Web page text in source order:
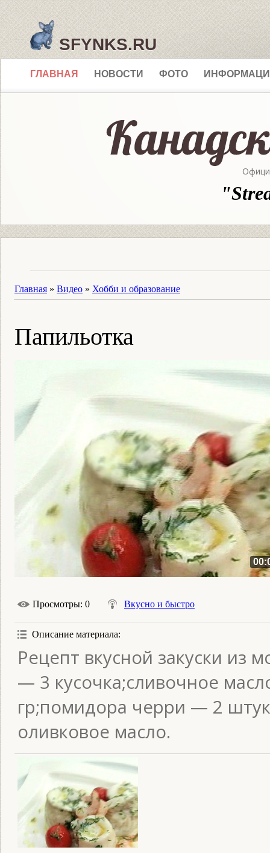
SFYNKS.RU
ГЛАВНАЯ НОВОСТИ ФОТО
Главная » Видео » Хобби и образование
Папильотка
Просмотры: 0 Вкусно и быстро
Описание материала:
Рецепт вкусной закуски из
— 3 кусочка;сливочное
гр;помидора черри — 2
оливковое масло.